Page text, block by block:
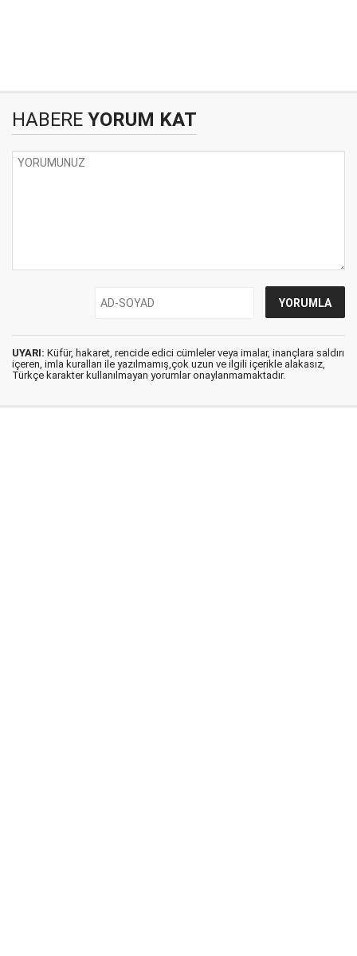
HABERE YORUM KAT
UYARI: Küfür, hakaret, rencide edici cümleler veya imalar, inançlara saldırı
içeren, imla kuralları ile yazılmamış,çok uzun ve ilgili içerikle alakasız,
Türkçe karakter kullanılmayan yorumlar onaylanmamaktadır.